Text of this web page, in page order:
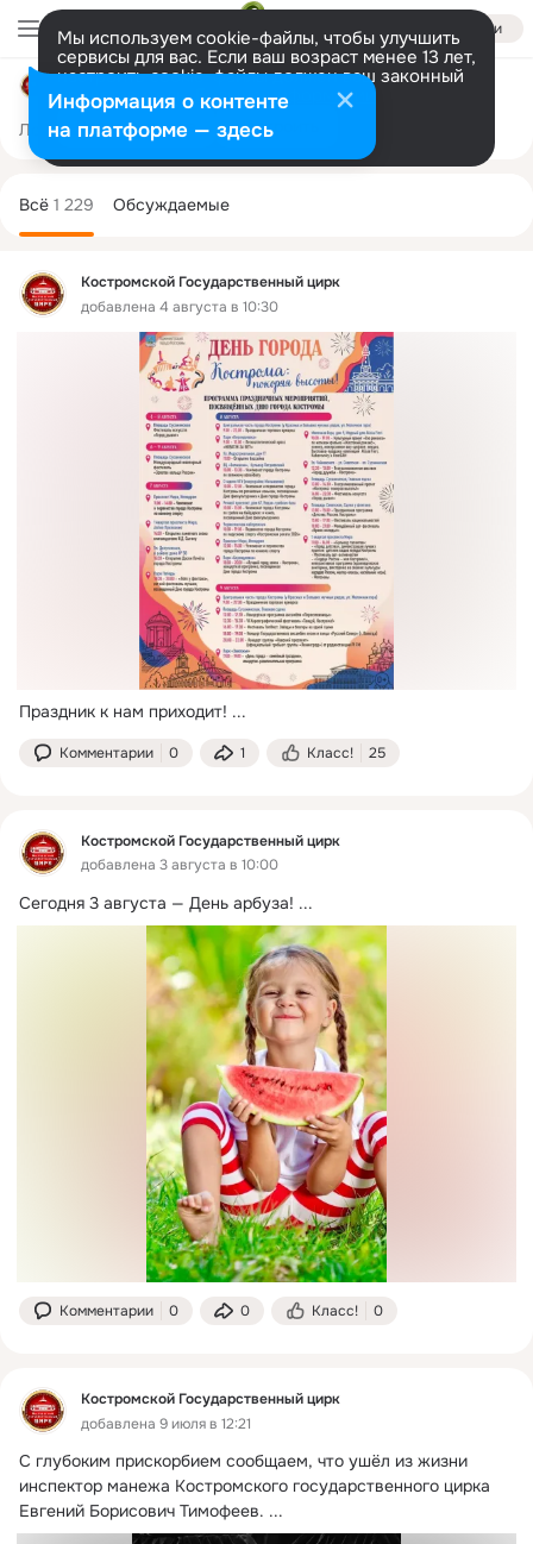
Войти
Мы используем cookie-файлы, чтобы улучшить
сервисы для вас. Если ваш возраст менее 13 лет,
настроить cookie-файлы должен ваш законный
представитель. Больше информации
Разрешить все Настроить
Лента Участники 13K Темы 1.2K
Костромской Государственный цирк
добавлена 4 августа в 10:30
Праздник к нам приходит! ...
Комментарии 0 1 Класс! 25
Костромской Государственный цирк
добавлена 3 августа в 10:00
Сегодня 3 августа — День арбуза! ...
Комментарии 0 0 Класс! 0
Костромской Государственный цирк
добавлена 9 июля в 12:21
С глубоким прискорбием сообщаем, что ушёл из жизни
инспектор манежа Костромского государственного цирка
Евгений Борисович Тимофеев. ...
колонка
Всё 1 229 Обсуждаемые
Информация о контенте
на платформе — здесь